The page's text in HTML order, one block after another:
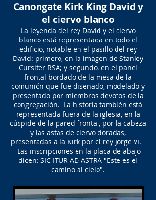
Canongate Kirk King David y
el ciervo blanco
La leyenda del rey David y el ciervo
blanco está representada en todo el
edificio, notable en el pasillo del rey
David: primero, en la imagen de Stanley
Cursiter RSA; y segundo, en el panel
frontal bordado de la mesa de la
comunión que fue diseñado, modelado y
presentado por miembros devotos de la
congregación. La historia también está
representada fuera de la iglesia, en la
cúspide de la pared frontal, por la cabeza
y las astas de ciervo doradas,
presentadas a la Kirk por el rey Jorge VI.
​ Las inscripciones en la placa de abajo
dicen: SIC ITUR AD ASTRA "Este es el
camino al cielo".